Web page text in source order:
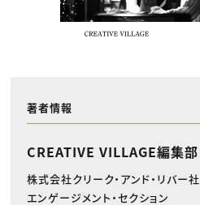
著者情報
CREATIVE VILLAGE編集部
株式会社クリーク・アンド・リバー社
エンゲージメント・セクション